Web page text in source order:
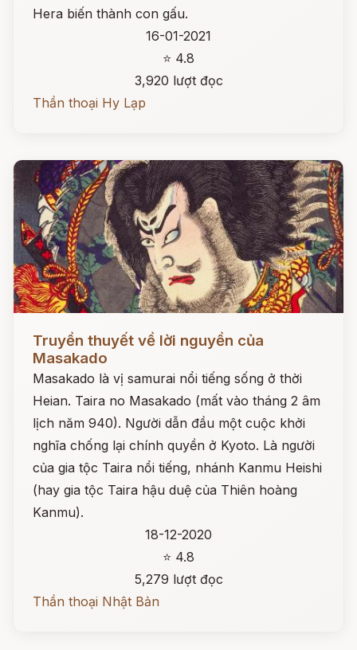
Hera biến thành con gấu.
16-01-2021
⭐ 4.8
3,920 lượt đọc
Thần thoại Hy Lạp
Đọc ngay
Truyền thuyết về lời nguyền của
Masakado
Masakado là vị samurai nổi tiếng sống ở thời
Heian. Taira no Masakado (mất vào tháng 2 âm
lịch năm 940). Người dẫn đầu một cuộc khởi
nghĩa chống lại chính quyền ở Kyoto. Là người
của gia tộc Taira nổi tiếng, nhánh Kanmu Heishi
(hay gia tộc Taira hậu duệ của Thiên hoàng
Kanmu).
18-12-2020
⭐ 4.8
5,279 lượt đọc
Thần thoại Nhật Bản